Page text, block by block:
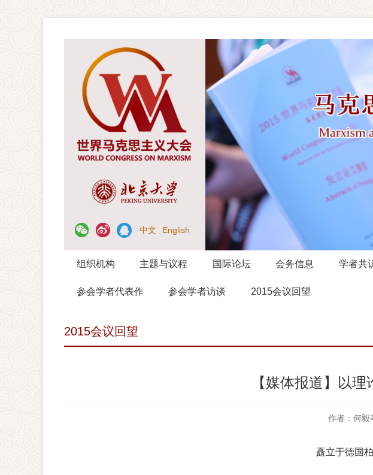
中文 English
组织机构 主题与议程 国际论坛 会务信息 学者共
参会学者代表作 参会学者访谈 2015会议回望
2015会议回望
【媒体报道】以
作者：何
矗立于德国